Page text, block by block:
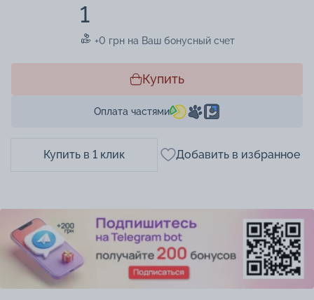
1
+0 грн на Ваш бонусный счет
Купить
Оплата частями
Купить в 1 клик Добавить в избранное